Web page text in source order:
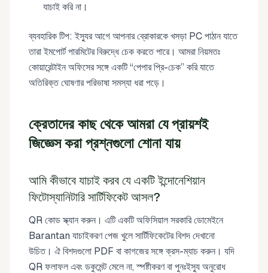
যাচাই করি না।
ব্যবহারিক টিপ: ইস্যুর আগে আপনার ব্রোকারকে খসড়া PC পাঠান যাতে
তারা ইমপোর্ট পারমিটের বিরুদ্ধে চেক করতে পারে। আমরা নিয়মতঃ
কোয়ারেন্টাইন অফিসের সঙ্গে একটি “পেপার প্রি-চেক” করি যাতে
অতিরিক্ত ঘোষণার পরিভাষা সমস্যা ধরা পড়ে।
ক্রেতাদের কাছ থেকে আমরা যে প্রায়শই
জিজ্ঞেস করা প্রশ্নগুলো শোনা যায়
আমি কীভাবে যাচাই করব যে একটি ইন্দোনেশিয়ান
ফিটোস্যানিটারি সার্টিফিকেট আসল?
QR কোড স্ক্যান করুন। এটি একটি অফিসিয়াল সরকারি ডোমেইনে
Barantan যাচাইকরণ পেজ খুলে সার্টিফিকেটের বিশদ দেখানো
উচিত। ঐ বিশদগুলো PDF বা কাগজের সঙ্গে ক্রস-ম্যাচ করুন। যদি
QR ফলাফল এবং ডকুমেন্ট মেলে না, স্পষ্টীকরণ বা পুনঃইস্যু অনুরোধ